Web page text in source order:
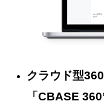
クラウド型
「CBASE